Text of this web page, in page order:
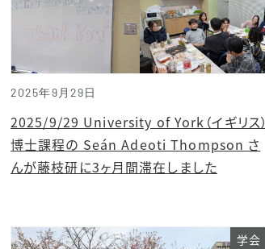
2025年9月29日
2025/9/29 University of York（イギリス）
博士課程の Seán Adeoti Thompson さ
んが藤枝研に3ヶ月間滞在しました
学会